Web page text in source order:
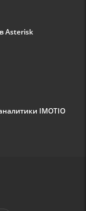
Asterisk
IMOTIO